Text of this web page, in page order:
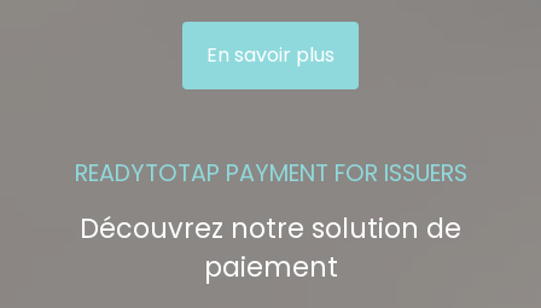
En savoir plus
READYTOTAP PAYMENT FOR ISSUERS
Découvrez notre solution de
paiement